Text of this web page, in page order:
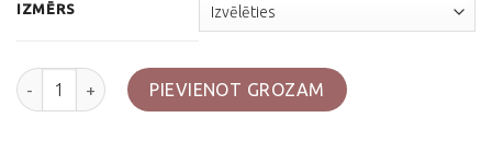
IZMĒRS
Zaļi šorti, BDU daudzums
PIEVIENOT GROZAM